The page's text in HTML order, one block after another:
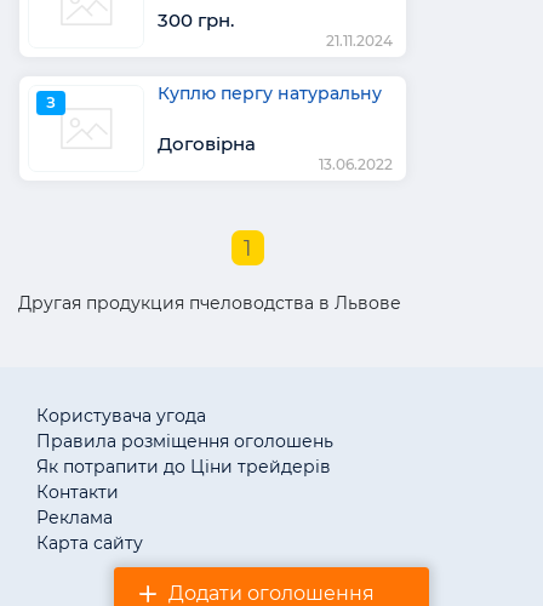
300 грн.
21.11.2024
З Куплю пергу натуральну
Договірна
13.06.2022
1
Другая продукция пчеловодства в Львове
Додати оголошення
Користувача угода
Правила розміщення оголошень
Як потрапити до Ціни трейдерів
Контакти
Реклама
Карта сайту